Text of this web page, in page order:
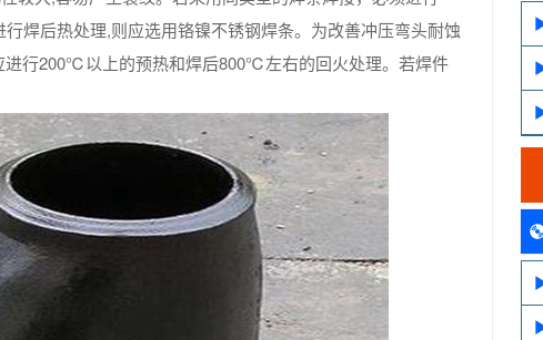
后热处理,则应选用铬镍不锈钢焊条。为改善冲压弯头耐蚀
进行200℃以上的预热和焊后800℃左右的回火处理。若焊件